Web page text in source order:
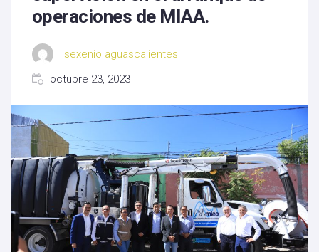
operaciones de MIAA.
sexenio aguascalientes
octubre 23, 2023